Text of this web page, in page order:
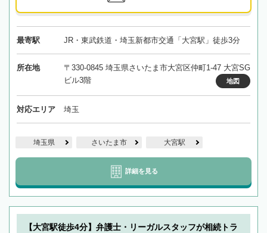
最寄駅 JR・東武鉄道・埼玉新都市交通「大宮駅」徒歩3分
所在地
〒330-0845 埼玉県さいたま市大宮区仲町1-47 大宮SG
ビル3階
地図
対応エリア 埼玉
埼玉県 さいたま市 大宮駅
詳細を見る
【大宮駅徒歩4分】弁護士・リーガルスタッフが相続トラ